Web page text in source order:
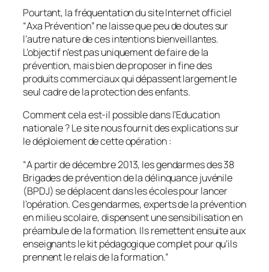
Pourtant, la fréquentation du site Internet officiel
“Axa Prévention” ne laisse que peu de doutes sur
l’autre nature de ces intentions bienveillantes.
L’objectif n’est pas uniquement de faire de la
prévention, mais bien de proposer in fine des
produits commerciaux qui dépassent largement le
seul cadre de la protection des enfants.
Comment cela est-il possible dans l’Education
nationale ? Le site nous fournit des explications sur
le déploiement de cette opération :
“A partir de décembre 2013, les gendarmes des 38
Brigades de prévention de la délinquance juvénile
(BPDJ) se déplacent dans les écoles pour lancer
l’opération. Ces gendarmes, experts de la prévention
en milieu scolaire, dispensent une sensibilisation en
préambule de la formation. Ils remettent ensuite aux
enseignants le kit pédagogique complet pour qu’ils
prennent le relais de la formation.”